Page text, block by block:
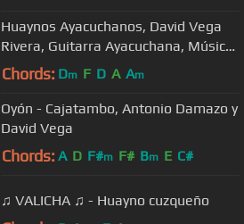
Huaynos Ayacuchanos, David Vega
Rivera, Guitarra Ayacuchana, Música
andina Perú
Chords: Dm F D A Am
Oyón - Cajatambo, Antonio Damazo y
David Vega
Chords: A D F#m F# Bm E C#
♫ VALICHA ♫ - Huayno cuzqueño